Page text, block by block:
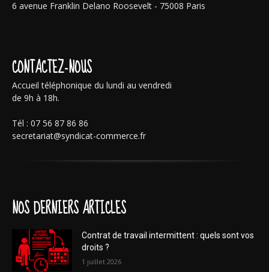
6 avenue Franklin Delano Roosevelt - 75008 Paris
CONTACTEZ-NOUS
Accueil téléphonique du lundi au vendredi
de 9h à 18h.
Tél : 07 56 87 86 86
secretariat@syndicat-commerce.fr
NOS DERNIERS ARTICLES
Contrat de travail intermittent : quels sont vos
droits ?
1 juillet 2026